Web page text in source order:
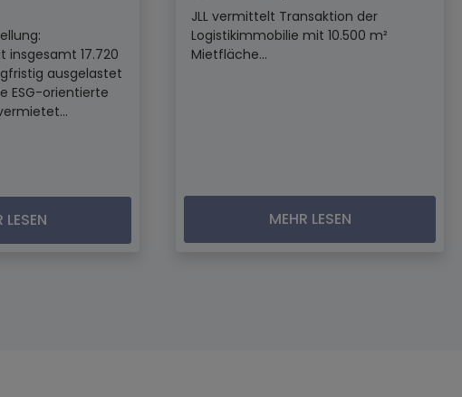
insgesamt 17.720
ausgelastet
ESG-orientierte
LESEN
JLL vermittelt Transaktion der
Logistikimmobilie mit 10.500 m²
Mietfläche...
MEHR LESEN